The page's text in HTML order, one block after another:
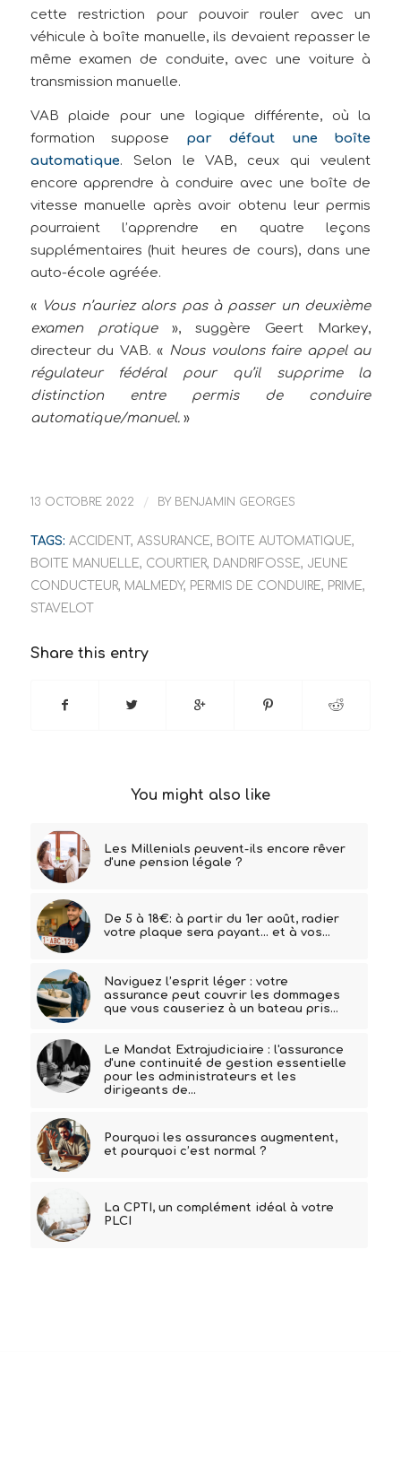
cette restriction pour pouvoir rouler avec un
véhicule à boîte manuelle, ils devaient repasser le
même examen de conduite, avec une voiture à
transmission manuelle.
VAB plaide pour une logique différente, où la
formation suppose par défaut une boîte
automatique. Selon le VAB, ceux qui veulent
encore apprendre à conduire avec une boîte de
vitesse manuelle après avoir obtenu leur permis
pourraient l’apprendre en quatre leçons
supplémentaires (huit heures de cours), dans une
auto-école agréée.
« Vous n’auriez alors pas à passer un deuxième
examen pratique», suggère Geert Markey,
directeur du VAB. « Nous voulons faire appel au
régulateur fédéral pour qu’il supprime la
distinction entre permis de conduire
automatique/manuel.»
13 OCTOBRE 2022 / BY BENJAMIN GEORGES
TAGS: ACCIDENT, ASSURANCE, BOITE AUTOMATIQUE,
BOITE MANUELLE, COURTIER, DANDRIFOSSE, JEUNE
CONDUCTEUR, MALMEDY, PERMIS DE CONDUIRE, PRIME,
STAVELOT
Share this entry
You might also like
Les Millenials peuvent-ils encore rêver
d'une pension légale ?
De 5 à 18€: à partir du 1er août, radier
votre plaque sera payant... et à vos…
Naviguez l’esprit léger : votre
assurance peut couvrir les dommages
que vous causeriez à un bateau pris…
Le Mandat Extrajudiciaire : l'assurance
d'une continuité de gestion essentielle
pour les administrateurs et les
dirigeants de…
Pourquoi les assurances augmentent,
et pourquoi c’est normal ?
La CPTI, un complément idéal à votre
PLCI